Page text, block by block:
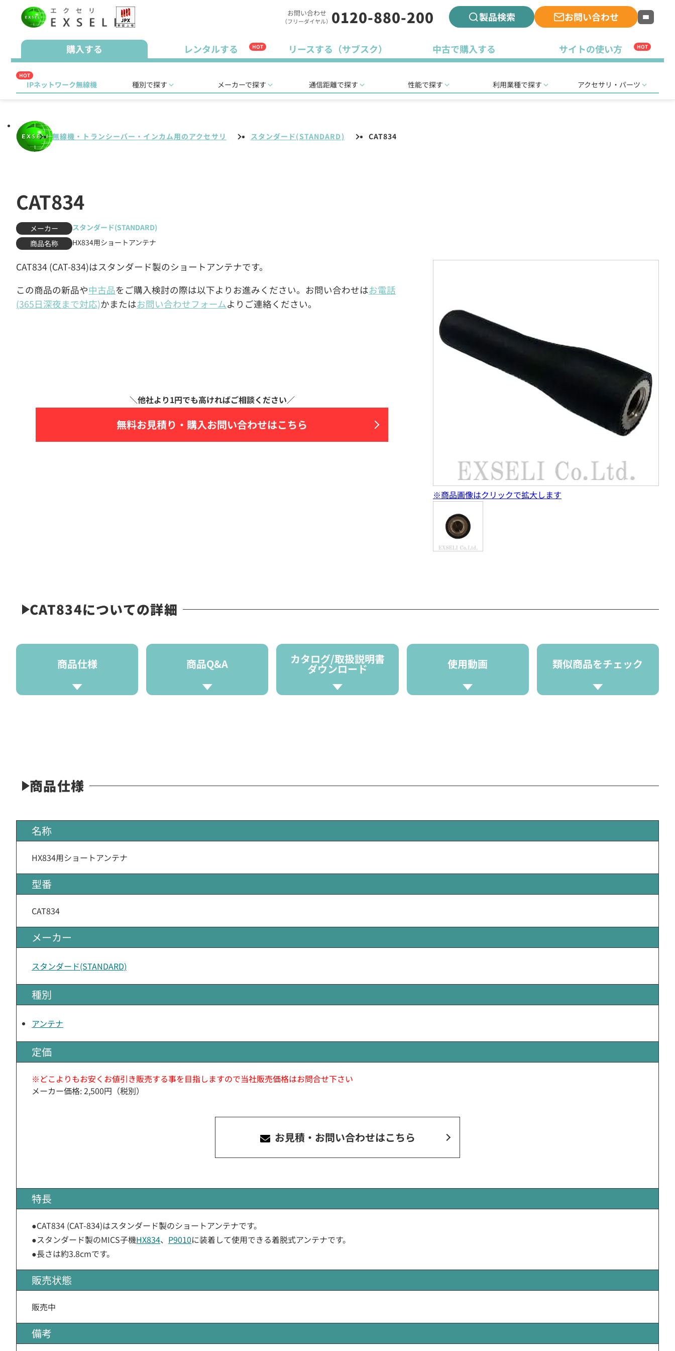
お問い合わせ
（フリーダイヤル） 0120-880-200 製品検索 お問い合わせ
購入する レンタルする HOT リースする（サブスク） 中古で購入する サイトの使い方 HOT
HOT
IPネットワーク無線機 種別で探す メーカーで探す 通信距離で探す 性能で探す 利用業種で探す アクセサリ・パーツ
無線機・トランシーバー・インカム用のアクセサリ スタンダード(STANDARD) CAT834
CAT834
メーカー
スタンダード(STANDARD)
商品名称
HX834用ショートアンテナ
CAT834 (CAT-834)はスタンダード製のショートアンテナです。
この商品の新品や中古品をご購入検討の際は以下よりお進みください。お問い合わせはお電話
(365日深夜まで対応)かまたはお問い合わせフォームよりご連絡ください。
無料お見積り・ 購入お問い合わせはこちら
※商品画像はクリックで拡大します
CAT834についての詳細
商品仕様 商品Q&A カタログ/取扱説明書
ダウンロード 使用動画 類似商品をチェック
商品仕様
名称
HX834用ショートアンテナ
型番
CAT834
メーカー
スタンダード(STANDARD)
種別
アンテナ
定価
※どこよりもお安くお値引き販売する事を目指しますので当社販売価格はお問合せ下さい
メーカー価格: 2,500円（税別）
お見積・お問い合わせはこちら
特長
●CAT834 (CAT-834)はスタンダード製のショートアンテナです。
●スタンダード製のMICS子機HX834、 P9010に装着して使用できる着脱式アンテナです。
●長さは約3.8cmです。
販売状態
販売中
備考